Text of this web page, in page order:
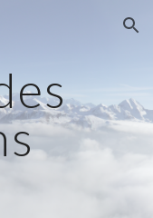
Skip to navigation